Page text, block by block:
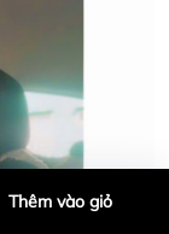
Thêm vào giỏ